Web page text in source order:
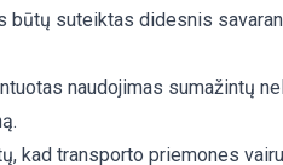
būtų suteiktas didesnis
naudojimas sumažintų
kad transporto priemones